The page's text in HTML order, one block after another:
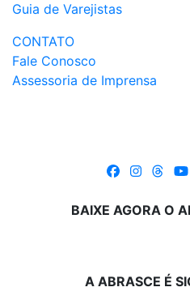
Guia de Varejistas
CONTATO
Fale Conosco
Assessoria de Imprensa
BAIXE AGORA O
A ABRASCE É